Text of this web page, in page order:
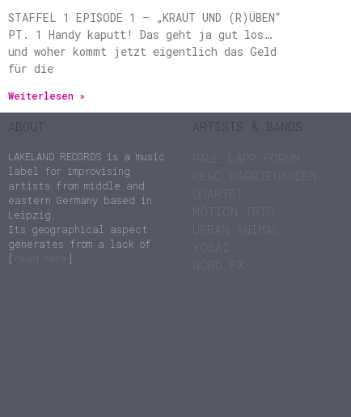
STAFFEL 1 EPISODE 1 – „KRAUT UND (R)ÜBEN“
PT. 1 Handy kaputt! Das geht ja gut los…
und woher kommt jetzt eigentlich das Geld
für die
Weiterlesen »
ABOUT
LAKELAND RECORDS is a music
label for improvising
artists from middle and
eastern Germany based in
Leipzig.
Its geographical aspect
generates from a lack of
[
]
ARTISTS & BANDS
PAUL LAPP FORUM
KENO HARRIEHAUSEN
QUARTET
MOTION TRIO
URBAN ANIMAL
YOSAI
NÖRD FX